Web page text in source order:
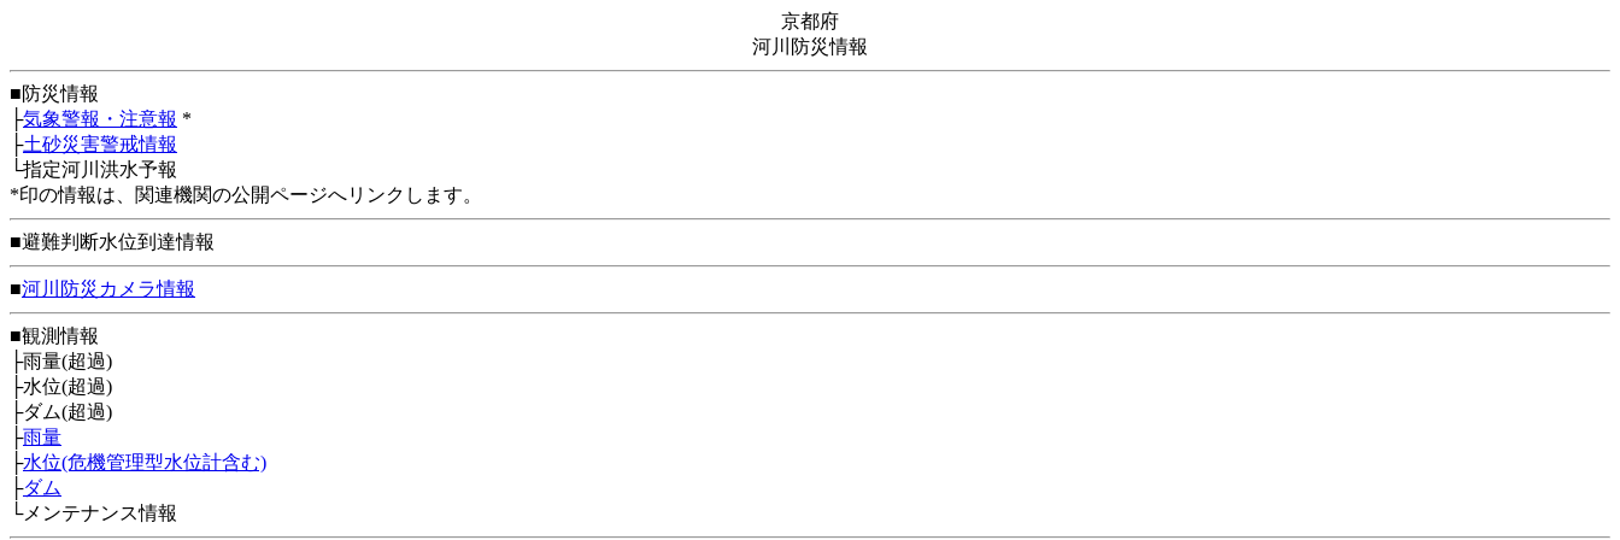
京都府
河川防災情報
■防災情報
├気象警報・注意報 *
├土砂災害警戒情報
└指定河川洪水予報
*印の情報は、関連機関の公開ページへリンクします。
■避難判断水位到達情報
■河川防災カメラ情報
■観測情報
├雨量(超過)
├水位(超過)
├ダム(超過)
├雨量
├水位(危機管理型水位計含む)
├ダム
└メンテナンス情報